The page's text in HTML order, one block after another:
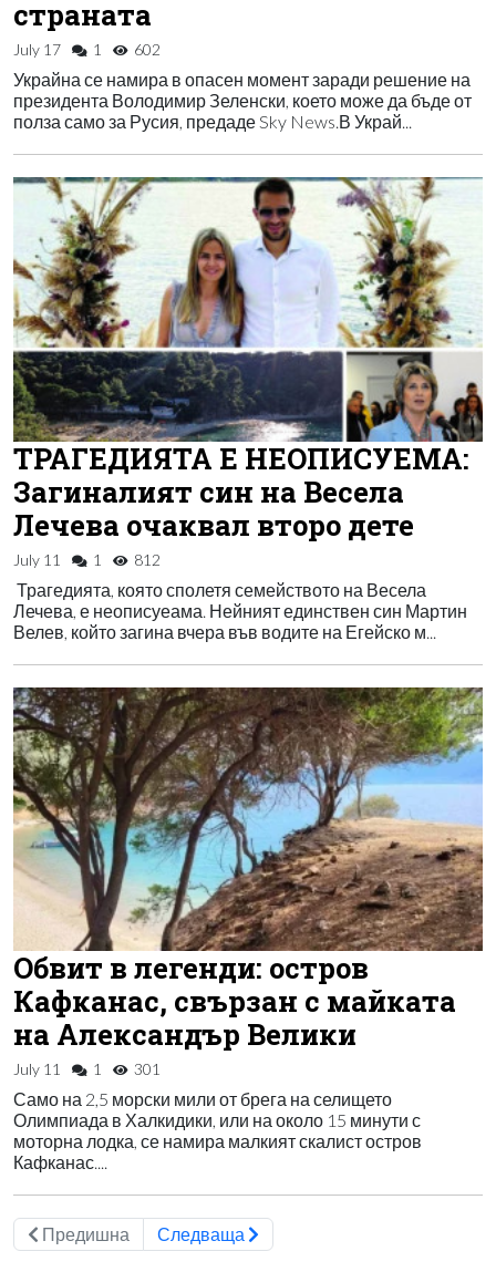
страната
July 17 1 602
Украйна се намира в опасен момент заради решение на
президента Володимир Зеленски, което може да бъде от
полза само за Русия, предаде Sky News.В Украй...
ТРАГЕДИЯТА Е НЕОПИСУЕМА:
Загиналият син на Весела
Лечева очаквал второ дете
July 11 1 812
Трагедията, която сполетя семейството на Весела
Лечева, е неописуеама. Нейният единствен син Мартин
Велев, който загина вчера във водите на Егейско м...
Обвит в легенди: остров
Кафканас, свързан с майката
на Александър Велики
July 11 1 301
Само на 2,5 морски мили от брега на селището
Олимпиада в Халкидики, или на около 15 минути с
моторна лодка, се намира малкият скалист остров
Кафканас....
Предишна Следваща